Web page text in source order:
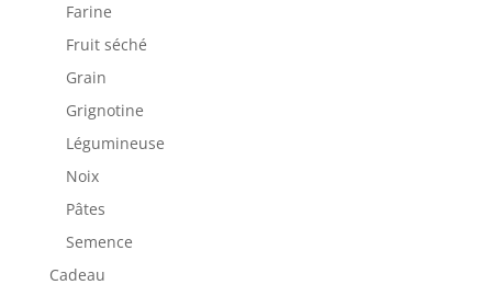
Farine
Fruit séché
Grain
Grignotine
Légumineuse
Noix
Pâtes
Semence
Cadeau